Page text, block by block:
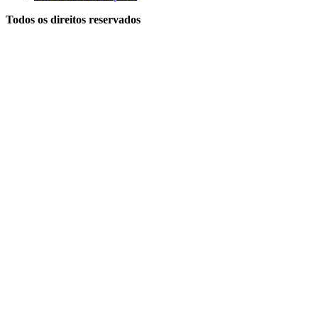
Todos os direitos reservados